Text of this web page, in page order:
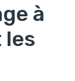
à
les